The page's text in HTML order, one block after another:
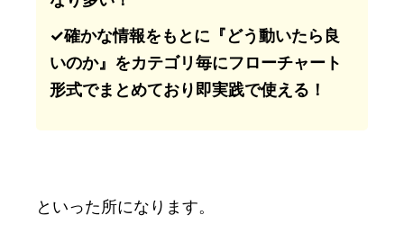
✓確かな情報をもとに『どう動いたら良
いのか』をカテゴリ毎にフローチャート
形式でまとめており即実践で使える！
といった所になります。